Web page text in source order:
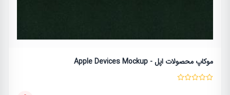
موکاپ محصولات اپل - Apple Devices Mockup